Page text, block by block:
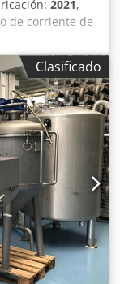
Chodpfx
de producto
• Operación
de producto
de trabajo:
buena
2021,
de corriente de
Técnicas *
automática *
* Volumen:
4,0 bar *
* Presión de
Eoa
Norbidel
Gas
de vapor:
bar(g) * Presión
183,2 °C *
calefacción: 30
1.030 kW *
Clasificado